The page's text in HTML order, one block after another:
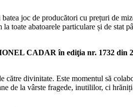
joc de producători cu prețuri de
toate abatoarele particulare și de stat
CADAR în ediţia nr. 1732 din
divinitate. Este momentul să
de la vârste fragede, inutililor, ci